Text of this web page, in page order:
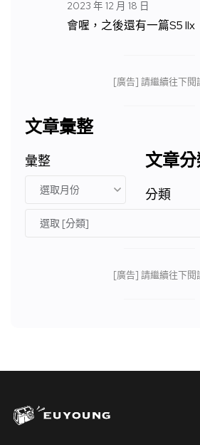
2023 年 12 月 18 日
會喔，之後還有一篇S5 IIx
[廣告] 請繼續往下閱
文章彙整
彙整 文章
分類
[廣告] 請繼續往下閱